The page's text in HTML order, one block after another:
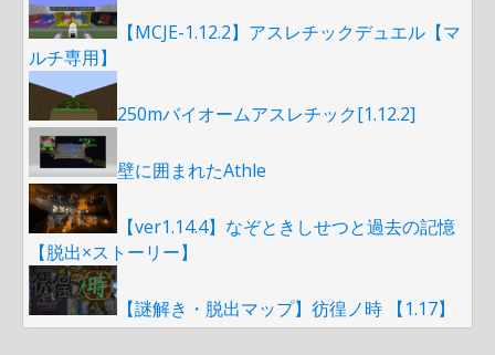
【MCJE-1.12.2】アスレチックデュエル【マ
ルチ専用】
250mバイオームアスレチック[1.12.2]
壁に囲まれたAthle
【ver1.14.4】なぞときしせつと過去の記憶
【脱出×ストーリー】
【謎解き・脱出マップ】彷徨ノ時 【1.17】